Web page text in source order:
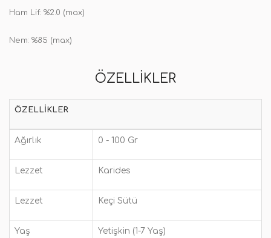
Ham Lif: %2.0 (max)
Nem: %85 (max)
ÖZELLIKLER
ÖZELLIKLER
Ağırlık 0 - 100 Gr
Lezzet Karides
Lezzet Keçi Sütü
Yaş Yetişkin (1-7 Yaş)